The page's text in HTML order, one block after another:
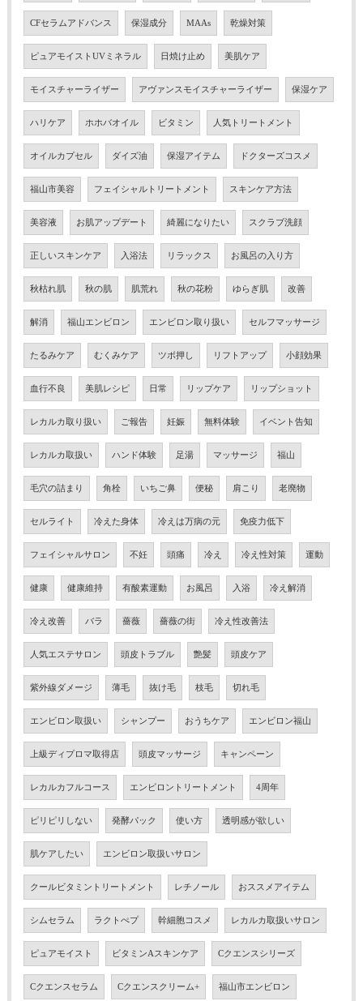
CFセラムアドバンス 保湿成分 MAAs 乾燥対策
ピュアモイストUVミネラル 日焼け止め 美肌ケア
モイスチャーライザー アヴァンスモイスチャーライザー 保湿ケア
ハリケア ホホバオイル ビタミン 人気トリートメント
オイルカプセル ダイズ油 保湿アイテム ドクターズコスメ
福山市美容 フェイシャルトリートメント スキンケア方法
美容液 お肌アップデート 綺麗になりたい スクラブ洗顔
正しいスキンケア 入浴法 リラックス お風呂の入り方
秋枯れ肌 秋の肌 肌荒れ 秋の花粉 ゆらぎ肌 改善
解消 福山エンビロン エンビロン取り扱い セルフマッサージ
たるみケア むくみケア ツボ押し リフトアップ 小顔効果
血行不良 美肌レシピ 日常 リップケア リップショット
レカルカ取り扱い ご報告 妊娠 無料体験 イベント告知
レカルカ取扱い ハンド体験 足湯 マッサージ 福山
毛穴の詰まり 角栓 いちご鼻 便秘 肩こり 老廃物
セルライト 冷えた身体 冷えは万病の元 免疫力低下
フェイシャルサロン 不妊 頭痛 冷え 冷え性対策 運動
健康 健康維持 有酸素運動 お風呂 入浴 冷え解消
冷え改善 バラ 薔薇 薔薇の街 冷え性改善法
人気エステサロン 頭皮トラブル 艶髪 頭皮ケア
紫外線ダメージ 薄毛 抜け毛 枝毛 切れ毛
エンビロン取扱い シャンプー おうちケア エンビロン福山
上級ディプロマ取得店 頭皮マッサージ キャンペーン
レカルカフルコース エンビロントリートメント 4周年
ピリピリしない 発酵パック 使い方 透明感が欲しい
肌ケアしたい エンビロン取扱いサロン
クールビタミントリートメント レチノール おススメアイテム
シムセラム ラクトぺプ 幹細胞コスメ レカルカ取扱いサロン
ピュアモイスト ビタミンAスキンケア Cクエンスシリーズ
Cクエンスセラム Cクエンスクリーム+ 福山市エンビロン